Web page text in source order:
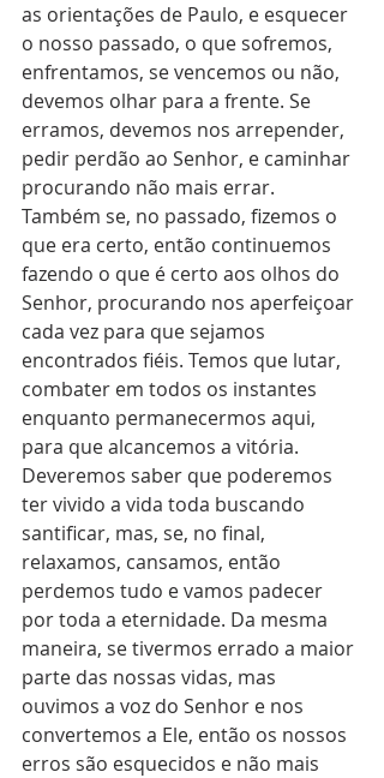
as orientações de Paulo, e esquecer
o nosso passado, o que sofremos,
enfrentamos, se vencemos ou não,
devemos olhar para a frente. Se
erramos, devemos nos arrepender,
pedir perdão ao Senhor, e caminhar
procurando não mais errar.
Também se, no passado, fizemos o
que era certo, então continuemos
fazendo o que é certo aos olhos do
Senhor, procurando nos aperfeiçoar
cada vez para que sejamos
encontrados fiéis. Temos que lutar,
combater em todos os instantes
enquanto permanecermos aqui,
para que alcancemos a vitória.
Deveremos saber que poderemos
ter vivido a vida toda buscando
santificar, mas, se, no final,
relaxamos, cansamos, então
perdemos tudo e vamos padecer
por toda a eternidade. Da mesma
maneira, se tivermos errado a maior
parte das nossas vidas, mas
ouvimos a voz do Senhor e nos
convertemos a Ele, então os nossos
erros são esquecidos e não mais